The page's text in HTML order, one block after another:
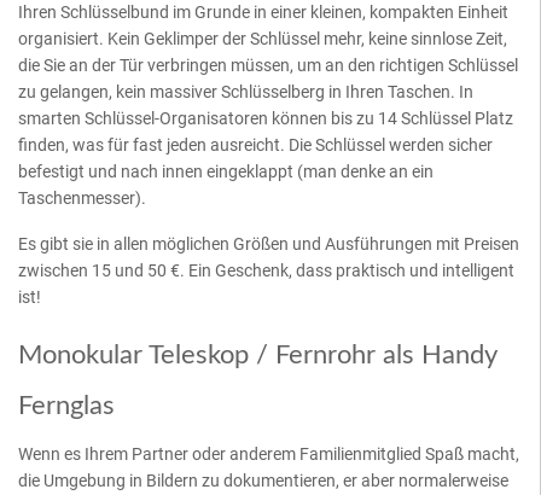
Ihren Schlüsselbund im Grunde in einer kleinen, kompakten Einheit
organisiert. Kein Geklimper der Schlüssel mehr, keine sinnlose Zeit,
die Sie an der Tür verbringen müssen, um an den richtigen Schlüssel
zu gelangen, kein massiver Schlüsselberg in Ihren Taschen. In
smarten Schlüssel-Organisatoren können bis zu 14 Schlüssel Platz
finden, was für fast jeden ausreicht. Die Schlüssel werden sicher
befestigt und nach innen eingeklappt (man denke an ein
Taschenmesser).
Es gibt sie in allen möglichen Größen und Ausführungen mit Preisen
zwischen 15 und 50 €. Ein Geschenk, dass praktisch und intelligent
ist!
Monokular Teleskop / Fernrohr als Handy
Fernglas
Wenn es Ihrem Partner oder anderem Familienmitglied Spaß macht,
die Umgebung in Bildern zu dokumentieren, er aber normalerweise